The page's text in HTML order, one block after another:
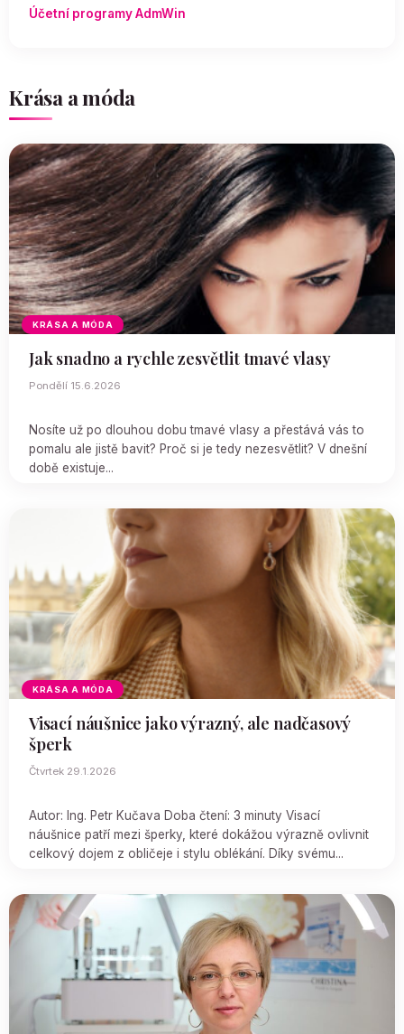
Účetní programy AdmWin
Krása a móda
KRÁSA A MÓDA
Jak snadno a rychle zesvětlit tmavé vlasy
Pondělí 15.6.2026
Nosíte už po dlouhou dobu tmavé vlasy a přestává vás to
pomalu ale jistě bavit? Proč si je tedy nezesvětlit? V dnešní
době existuje...
KRÁSA A MÓDA
Visací náušnice jako výrazný, ale nadčasový
šperk
Čtvrtek 29.1.2026
Autor: Ing. Petr Kučava Doba čtení: 3 minuty Visací
náušnice patří mezi šperky, které dokážou výrazně ovlivnit
celkový dojem z obličeje i stylu oblékání. Díky svému...